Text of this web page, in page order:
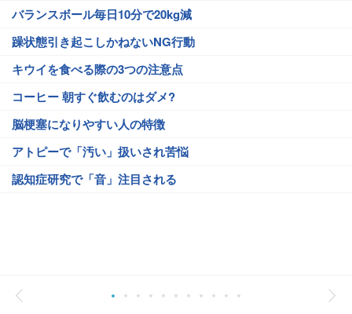
バランスボール毎日10分で20kg減
躁状態引き起こしかねないNG行動
キウイを食べる際の3つの注意点
コーヒー 朝すぐ飲むのはダメ?
脳梗塞になりやすい人の特徴
アトピーで「汚い」扱いされ苦悩
認知症研究で「音」注目される